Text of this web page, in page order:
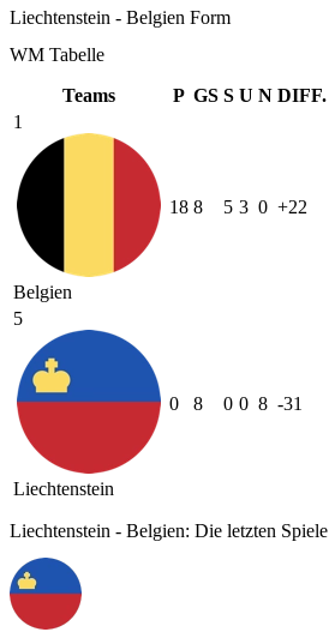
Liechtenstein - Belgien Form
WM Tabelle
Teams P GS S U N DIFF.
1
Belgien
18 8 5 3 0 +22
5
Liechtenstein
0 8 0 0 8 -31
Liechtenstein - Belgien: Die letzten Spiele